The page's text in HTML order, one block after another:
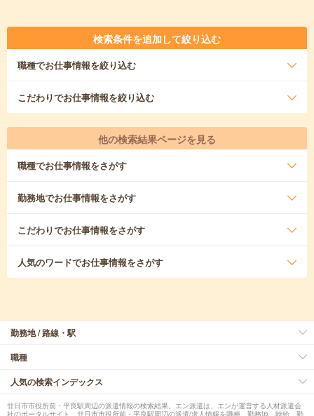
検索条件を追加して絞り込む
職種でお仕事情報を絞り込む
こだわりでお仕事情報を絞り込む
他の検索結果ページを見る
職種でお仕事情報をさがす
勤務地でお仕事情報をさがす
こだわりでお仕事情報をさがす
人気のワードでお仕事情報をさがす
勤務地 / 路線・駅
職種
人気の検索インデックス
廿日市市役所前・平良駅周辺の派遣情報の検索結果。エン派遣は、エンが運営する人材派遣会
社のポータルサイト。廿日市市役所前・平良駅周辺の派遣/求人情報を職種、勤務地、時給、勤